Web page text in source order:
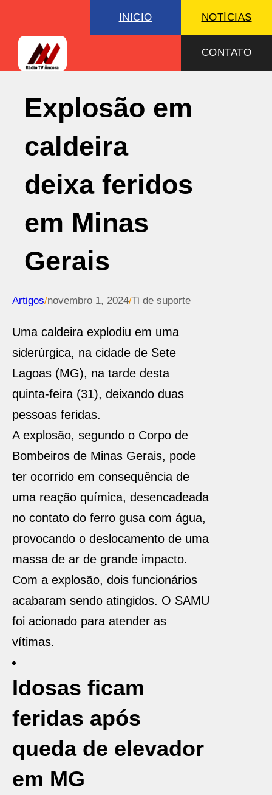
INICIO NOTÍCIAS
CONTATO
Explosão em
caldeira
deixa feridos
em Minas
Gerais
Artigos/novembro 1, 2024/Ti de suporte
Uma caldeira explodiu em uma
siderúrgica, na cidade de Sete
Lagoas (MG), na tarde desta
quinta-feira (31), deixando duas
pessoas feridas.
A explosão, segundo o Corpo de
Bombeiros de Minas Gerais, pode
ter ocorrido em consequência de
uma reação química, desencadeada
no contato do ferro gusa com água,
provocando o deslocamento de uma
massa de ar de grande impacto.
Com a explosão, dois funcionários
acabaram sendo atingidos. O SAMU
foi acionado para atender as
vítimas.
Idosas ficam
feridas após
queda de elevador
em MG